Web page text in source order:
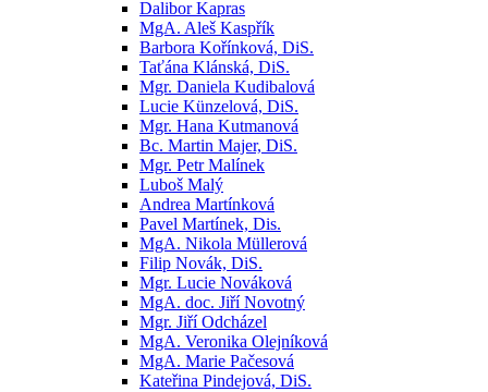
Dalibor Kapras
MgA. Aleš Kaspřík
Barbora Kořínková, DiS.
Taťána Klánská, DiS.
Mgr. Daniela Kudibalová
Lucie Künzelová, DiS.
Mgr. Hana Kutmanová
Bc. Martin Majer, DiS.
Mgr. Petr Malínek
Luboš Malý
Andrea Martínková
Pavel Martínek, Dis.
MgA. Nikola Müllerová
Filip Novák, DiS.
Mgr. Lucie Nováková
MgA. doc. Jiří Novotný
Mgr. Jiří Odcházel
MgA. Veronika Olejníková
MgA. Marie Pačesová
Kateřina Pindejová, DiS.